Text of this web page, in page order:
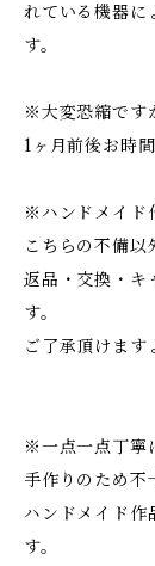
れている機器に
す。
※大変恐縮です
1ヶ月前後お時
※ハンドメイド
こちらの不備以
返品・交換・キ
す。
ご了承頂けます
※一点一点丁寧
手作りのため不
ハンドメイド作
す。